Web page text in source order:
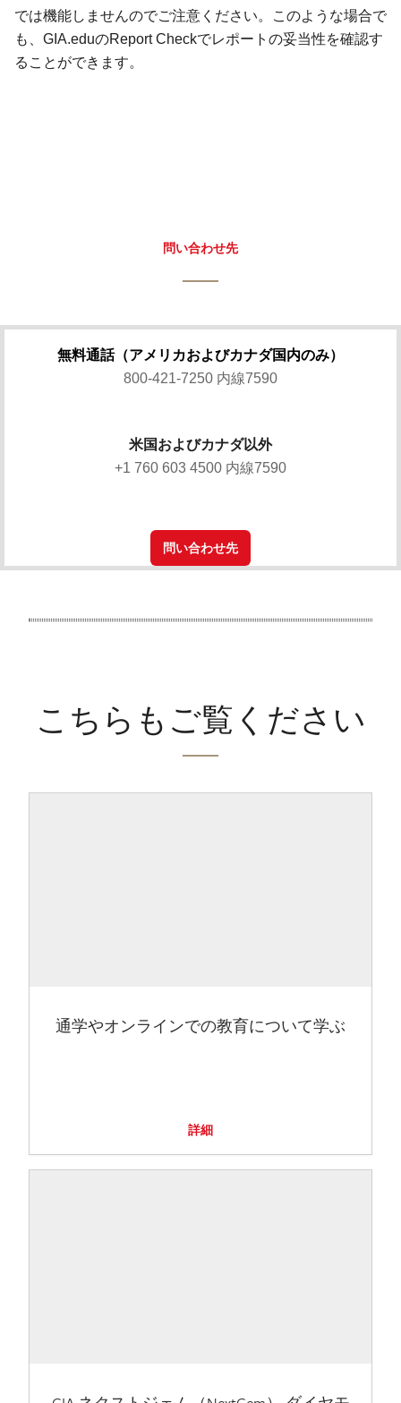
では機能しませんのでご注意ください。このような場合で
も、GIA.eduのReport Checkでレポートの妥当性を確認す
ることができます。
問い合わせ先
無料通話（アメリカおよびカナダ国内のみ）
800-421-7250 内線7590
米国およびカナダ以外
+1 760 603 4500 内線7590
問い合わせ先
こちらもご覧ください
通学やオンラインでの教育について学ぶ
詳細